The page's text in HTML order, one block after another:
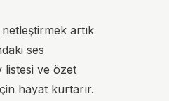
netleştirmek artık
ses
listesi ve özet
hayat kurtarır.